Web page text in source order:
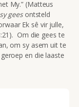
My.” (Matteus
sy geesontsteld
Ek sê vir julle,
Om die gees te
om sy asem uit te
en die laaste